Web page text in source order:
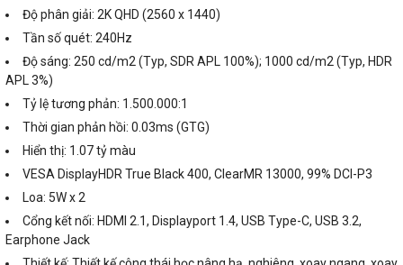
Độ phân giải: 2K QHD (2560 x 1440)
Tần số quét: 240Hz
Độ sáng: 250 cd/m2 (Typ, SDR APL 100%); 1000 cd/m2 (Typ, HDR
APL 3%)
Tỷ lệ tương phản: 1.500.000:1
Thời gian phản hồi: 0.03ms (GTG)
Hiển thị: 1.07 tỷ màu
VESA DisplayHDR True Black 400, ClearMR 13000, 99% DCI-P3
Loa: 5W x 2
Cổng kết nối: HDMI 2.1, Displayport 1.4, USB Type-C, USB 3.2,
Earphone Jack